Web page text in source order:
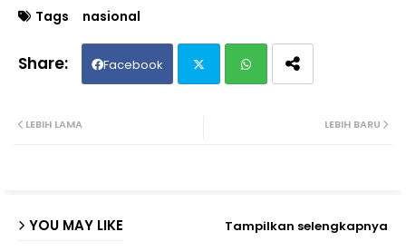
Tags nasional
Facebook
p
LEBIH BARU
LEBIH LAMA
YOU MAY LIKE Tampilkan selengkapnya